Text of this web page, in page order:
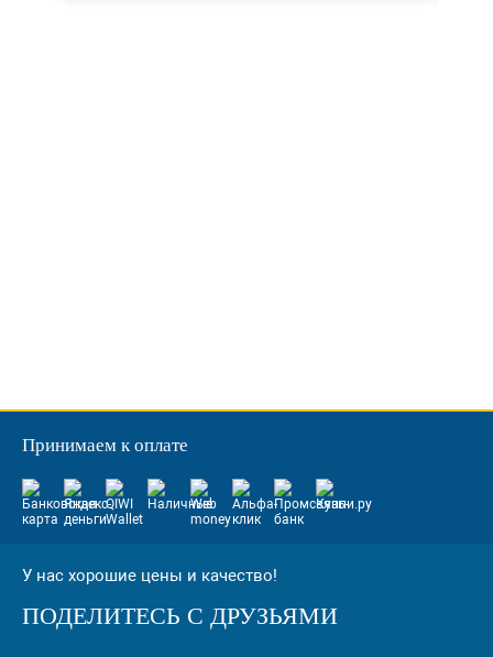
Принимаем к оплате
У нас хорошие цены и качество!
ПОДЕЛИТЕСЬ С ДРУЗЬЯМИ